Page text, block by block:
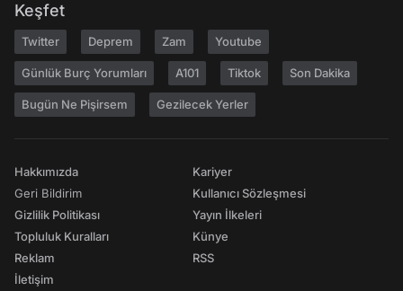
Keşfet
Twitter Deprem Zam Youtube
Günlük Burç Yorumları A101 Tiktok Son Dakika
Bugün Ne Pişirsem Gezilecek Yerler
Hakkımızda
Geri Bildirim
Gizlilik Politikası
Topluluk Kuralları
Reklam
İletişim
Kariyer
Kullanıcı Sözleşmesi
Yayın İlkeleri
Künye
RSS